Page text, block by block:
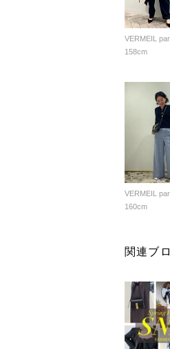
VERMEIL
158cm
VERMEIL
160cm
関連ブ